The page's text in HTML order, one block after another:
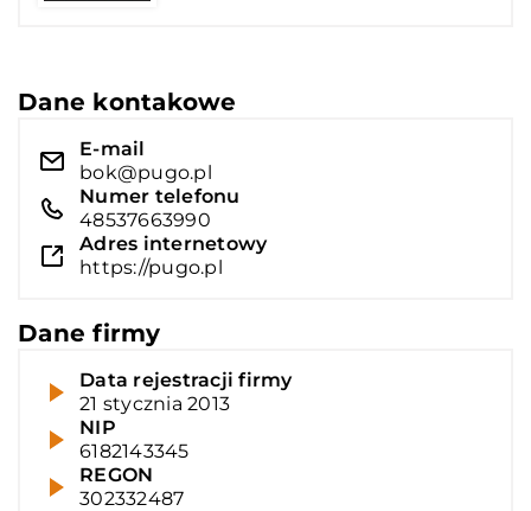
Dane kontakowe
E-mail
bok@pugo.pl
Numer telefonu
48537663990
Adres internetowy
https://pugo.pl
Dane firmy
Data rejestracji firmy
21 stycznia 2013
NIP
6182143345
REGON
302332487